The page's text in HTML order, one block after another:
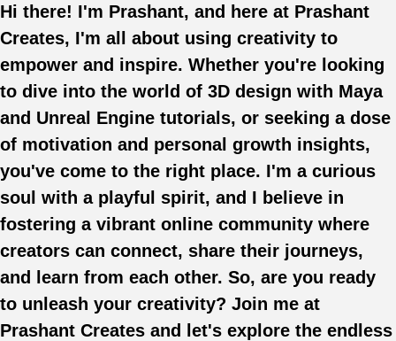
Hi there! I'm Prashant, and here at Prashant
Creates, I'm all about using creativity to
empower and inspire. Whether you're looking
to dive into the world of 3D design with Maya
and Unreal Engine tutorials, or seeking a dose
of motivation and personal growth insights,
you've come to the right place. I'm a curious
soul with a playful spirit, and I believe in
fostering a vibrant online community where
creators can connect, share their journeys,
and learn from each other. So, are you ready
to unleash your creativity? Join me at
Prashant Creates and let's explore the endless